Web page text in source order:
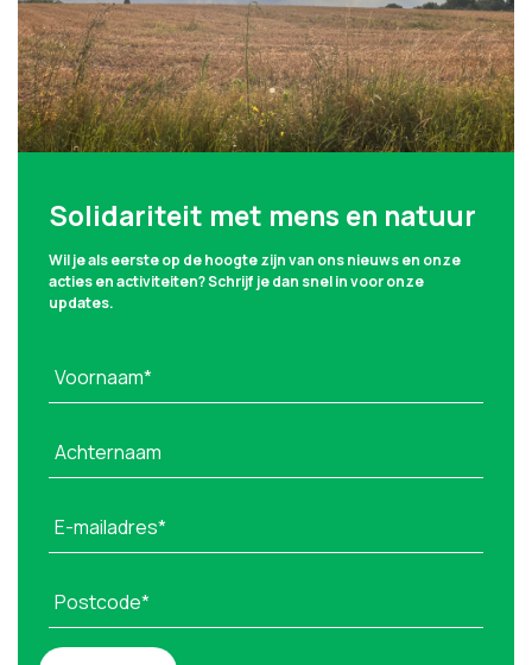
Solidariteit met mens en natuur
Wil je als eerste op de hoogte zijn van ons nieuws en onze
acties en activiteiten? Schrijf je dan snel in voor onze
updates.
Voornaam*
Achternaam
E-mailadres*
Postcode*